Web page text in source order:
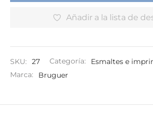
Añadir a la lista de
SKU: 27 Categoría:
Esmaltes e
Marca:
Bruguer